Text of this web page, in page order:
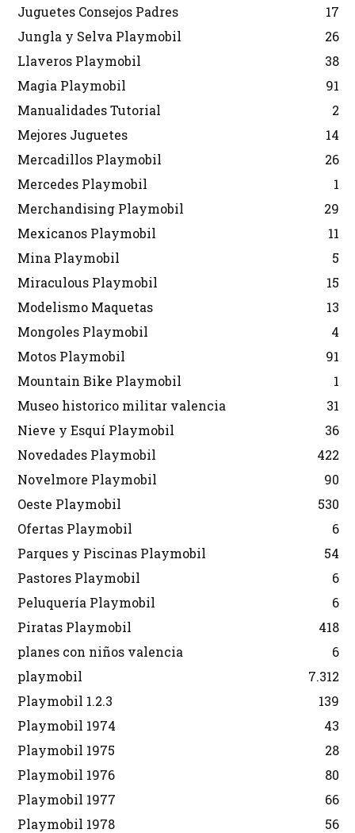
Juguetes Consejos Padres
17
Jungla y Selva Playmobil
26
Llaveros Playmobil
38
Magia Playmobil
91
Manualidades Tutorial
2
Mejores Juguetes
14
Mercadillos Playmobil
26
Mercedes Playmobil
1
Merchandising Playmobil
29
Mexicanos Playmobil
11
Mina Playmobil
5
Miraculous Playmobil
15
Modelismo Maquetas
13
Mongoles Playmobil
4
Motos Playmobil
91
Mountain Bike Playmobil
1
Museo historico militar valencia
31
Nieve y Esquí Playmobil
36
Novedades Playmobil
422
Novelmore Playmobil
90
Oeste Playmobil
530
Ofertas Playmobil
6
Parques y Piscinas Playmobil
54
Pastores Playmobil
6
Peluquería Playmobil
6
Piratas Playmobil
418
planes con niños valencia
6
playmobil
7.312
Playmobil 1.2.3
139
Playmobil 1974
43
Playmobil 1975
28
Playmobil 1976
80
Playmobil 1977
66
Playmobil 1978
56